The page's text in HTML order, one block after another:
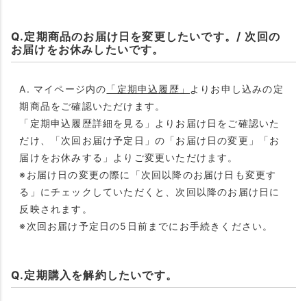
Q.定期商品のお届け日を変更したいです。/ 次回の
お届けをお休みしたいです。
A. マイページ内の 「定期申込履歴」
よりお申し込みの定
期商品をご確認いただけます。
「定期申込履歴詳細を見る」よりお届け日をご確認いた
だけ、「次回お届け予定日」の「お届け日の変更」「お
届けをお休みする」よりご変更いただけます。
※お届け日の変更の際に「次回以降のお届け日も変更す
る」にチェックしていただくと、次回以降のお届け日に
反映されます。
※次回お届け予定日の5日前までにお手続きください。
Q.定期購入を解約したいです。